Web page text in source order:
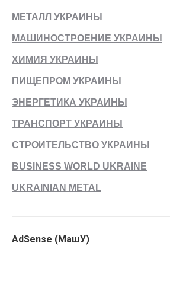
МЕТАЛЛ УКРАИНЫ
МАШИНОСТРОЕНИЕ УКРАИНЫ
ХИМИЯ УКРАИНЫ
ПИЩЕПРОМ УКРАИНЫ
ЭНЕРГЕТИКА УКРАИНЫ
ТРАНСПОРТ УКРАИНЫ
СТРОИТЕЛЬСТВО УКРАИНЫ
BUSINESS WORLD UKRAINE
UKRAINIAN METAL
AdSense (МашУ)